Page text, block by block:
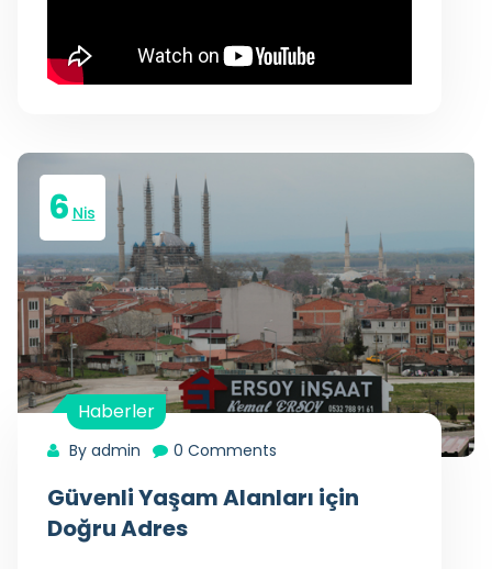
6 Nis
Haberler
By admin 0 Comments
Güvenli Yaşam Alanları için
Doğru Adres